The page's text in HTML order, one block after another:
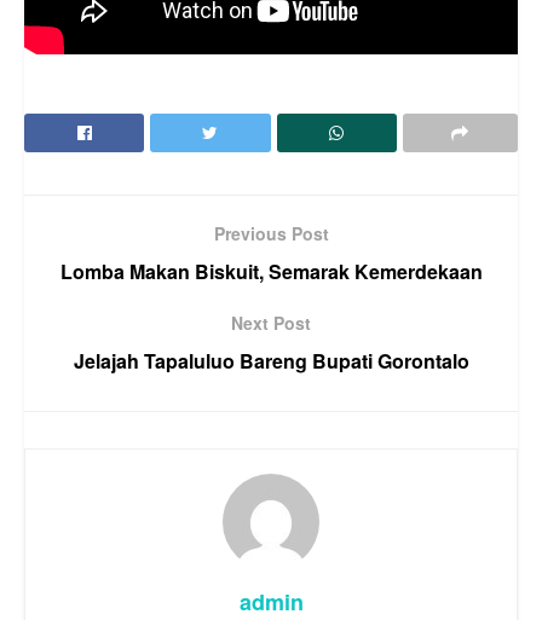
Previous Post
Lomba Makan Biskuit, Semarak Kemerdekaan
Next Post
Jelajah Tapaluluo Bareng Bupati Gorontalo
admin